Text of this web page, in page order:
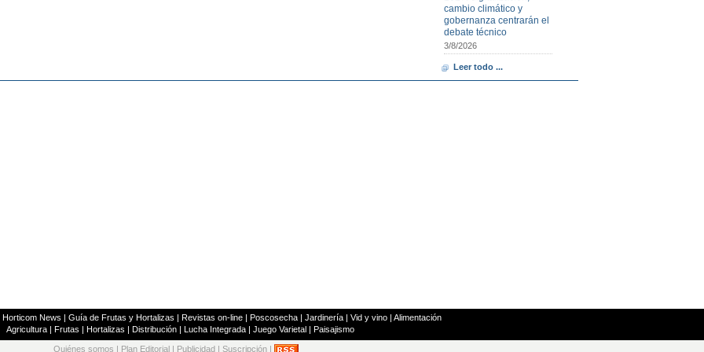
cambio climático y
gobernanza centrarán el
debate técnico
3/8/2026
Leer todo ...
Horticom News | Guía de Frutas y Hortalizas | Revistas on-line| Poscosecha| Jardinería| Vid y vino| Alimentación
Agricultura| Frutas | Hortalizas | Distribución| Lucha Integrada| Juego Varietal| Paisajismo
Quiénes somos Plan Editorial Publicidad Suscripción